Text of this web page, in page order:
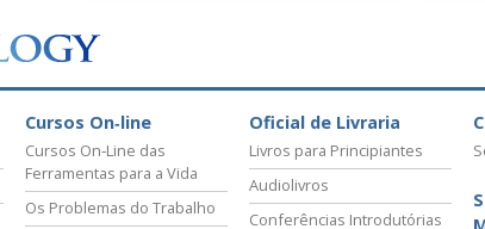
Cursos On‑line
Cursos On‑Line das
Ferramentas para a Vida
Os Problemas do Trabalho
Oficial de Livraria
Livros para Principiantes
Audiolivros
Conferências Introdutórias